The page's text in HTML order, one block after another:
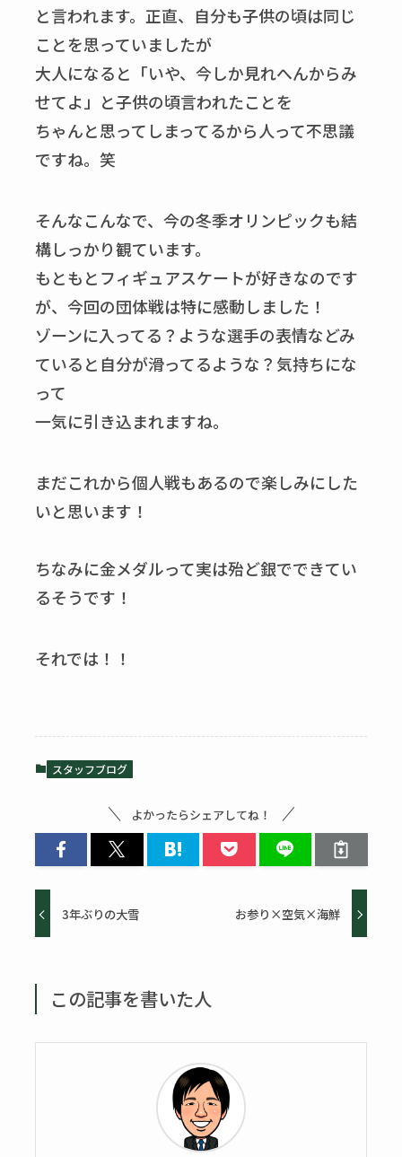
と言われます。正直、自分も子供の頃は同じ
ことを思っていましたが
大人になると「いや、今しか見れへんからみ
せてよ」と子供の頃言われたことを
ちゃんと思ってしまってるから人って不思議
ですね。笑
そんなこんなで、今の冬季オリンピックも結
構しっかり観ています。
もともとフィギュアスケートが好きなのです
が、今回の団体戦は特に感動しました！
ゾーンに入ってる？ような選手の表情などみ
ていると自分が滑ってるような？気持ちにな
って
一気に引き込まれますね。
まだこれから個人戦もあるので楽しみにした
いと思います！
ちなみに金メダルって実は殆ど銀でできてい
るそうです！
それでは！！
スタッフブログ
よかったらシェアしてね！
3年ぶりの大雪 お参り×空気×海鮮
この記事を書いた人